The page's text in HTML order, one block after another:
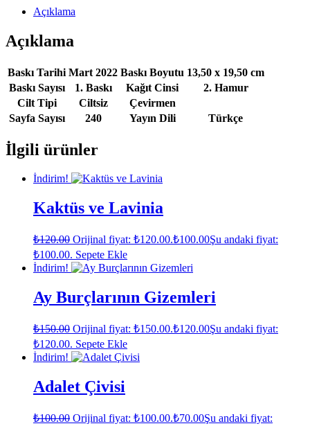
Açıklama
Açıklama
Baskı Tarihi Mart 2022 Baskı Boyutu 13,50 x 19,50 cm
Baskı Sayısı
1. Baskı Kağıt Cinsi
2. Hamur
Cilt Tipi
Ciltsiz
Çevirmen
Sayfa Sayısı
240 Yayın Dili Türkçe
İlgili ürünler
İndirim!
Kaktüs ve Lavinia
₺120.00 Orijinal fiyat: ₺120.00.₺100.00Şu andaki fiyat:
₺100.00. Sepete Ekle
İndirim!
Ay Burçlarının Gizemleri
₺150.00 Orijinal fiyat: ₺150.00.₺120.00Şu andaki fiyat:
₺120.00. Sepete Ekle
İndirim!
Adalet Çivisi
₺100.00 Orijinal fiyat: ₺100.00.₺70.00Şu andaki fiyat: